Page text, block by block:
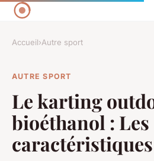
Accueil›Autre sport
AUTRE SPORT
Le karting
bioéthanol : Les